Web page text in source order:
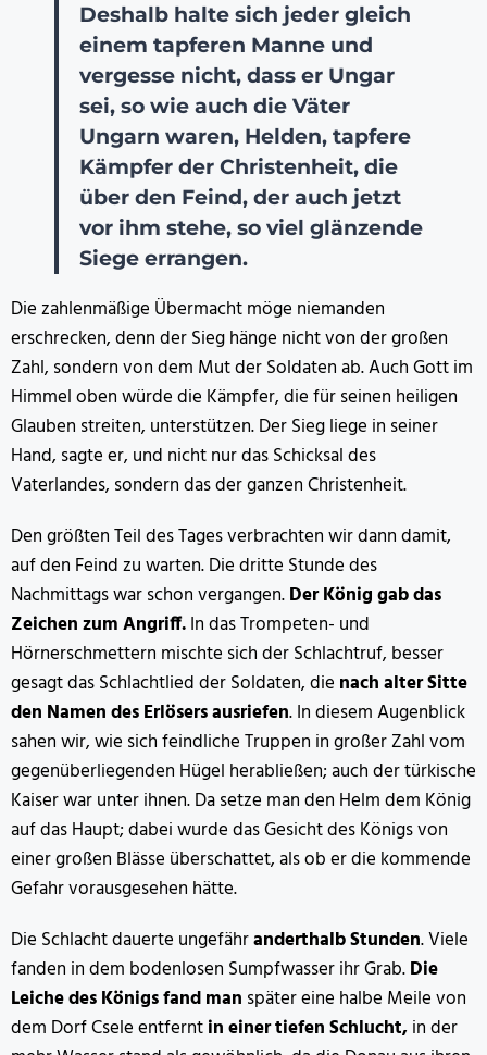
Deshalb halte sich jeder gleich
einem tapferen Manne und
vergesse nicht, dass er Ungar
sei, so wie auch die Väter
Ungarn waren, Helden, tapfere
Kämpfer der Christenheit, die
über den Feind, der auch jetzt
vor ihm stehe, so viel glänzende
Siege errangen.
Die zahlenmäßige Übermacht möge niemanden
erschrecken, denn der Sieg hänge nicht von der großen
Zahl, sondern von dem Mut der Soldaten ab. Auch Gott im
Himmel oben würde die Kämpfer, die für seinen heiligen
Glauben streiten, unterstützen. Der Sieg liege in seiner
Hand, sagte er, und nicht nur das Schicksal des
Vaterlandes, sondern das der ganzen Christenheit.
Den größten Teil des Tages verbrachten wir dann damit,
auf den Feind zu warten. Die dritte Stunde des
Nachmittags war schon vergangen.Der König gab das
Zeichen zum Angriff.In das Trompeten- und
Hörnerschmettern mischte sich der Schlachtruf, besser
gesagt das Schlachtlied der Soldaten, die nach alter Sitte
den Namen des Erlösers ausriefen. In diesem Augenblick
sahen wir, wie sich feindliche Truppen in großer Zahl vom
gegenüberliegenden Hügel herabließen; auch der türkische
Kaiser war unter ihnen. Da setze man den Helm dem König
auf das Haupt; dabei wurde das Gesicht des Königs von
einer großen Blässe überschattet, als ob er die kommende
Gefahr vorausgesehen hätte.
Die Schlacht dauerte ungefähranderthalb Stunden. Viele
fanden in dem bodenlosen Sumpfwasser ihr Grab.Die
Leiche des Königs fand man später eine halbe Meile von
dem Dorf Csele entferntin einer tiefen Schlucht,in der